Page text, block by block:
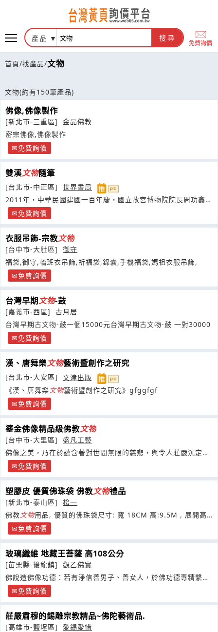
產品 搜尋
免費詢價
首頁/找產品/文物
文物(約有150筆產品)
佛像,佛像製作
[新北市-三重區]
金品佛教
密宗佛像,佛像製作
免費詢價
雙溪文物隨筆
[台北市-中正區]
世界書局
2011年，中華民國建國一百年慶，國立故宮博物院院長周功鑫，
推動免費詢價
衣服吊飾-宗教文物
[台中市-大肚區]
御守
福袋,御守,轎班衣吊飾,祈福袋,錦囊,手機福袋,媽祖衣服吊飾,
免費詢價
台灣早期文物-鼓
[嘉義市-西區]
古月居
台灣早期古文物-鼓一個15000元台灣早期古文物-鼓 一對30000
免費詢價
漢、唐舞樂文物藝術暨創作之研究
[台北市-大安區]
文津出版
《漢、唐舞樂 文物藝術暨創作之研究》gfggfgf
免費詢價
鎏金佛像精品級佛教文物
[台中市-大里區]
盛凡工藝
佛像之美，乃在於蘊含著對世間無限的慈悲，與令人莊嚴沉定不
可思議的力量
免費詢價
塑膠皮 優質佛珠袋 佛教文物禮品
[新北市-泰山區]
松一
佛教 文物用品, 優質的佛珠袋尺寸: 寬 18CM 高:9.5M , 展開高:
16.4CM可客製化烙印
免費詢價
玻璃纖維 地藏王菩薩 高108公分
[苗栗縣-後龍鎮]
觀乙佛實
佛說造佛像功德：若有淨信善男子、善女人，於佛功德專精繫
念，常觀如來威德自在
免費詢價
莊嚴肅穆的錫雕宗教精品~佛陀藝術品.
[高雄市-鹽埕區]
愛錫愛惜